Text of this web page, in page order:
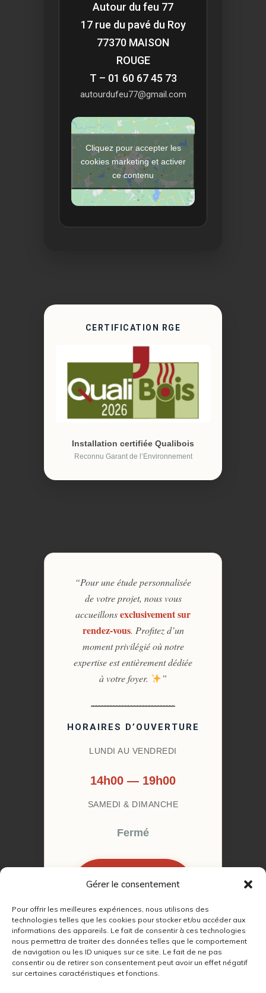
Gérer le consentement
Pour offrir les meilleures expériences, nous utilisons des
technologies telles que les cookies pour stocker et/ou accéder aux
informations des appareils. Le fait de consentir à ces technologies
nous permettra de traiter des données telles que le comportement
de navigation ou les ID uniques sur ce site. Le fait de ne pas
consentir ou de retirer son consentement peut avoir un effet négatif
sur certaines caractéristiques et fonctions.
Autour du feu 77
17 rue du pavé du Roy
77370 MAISON
ROUGE
T – 01 60 67 45 73
autourdufeu77@gmail.com
Cliquez pour accepter les
cookies marketing et activer
ce contenu
CERTIFICATION RGE
Installation certifiée Qualibois
Reconnu Garant de l’Environnement
“Pour une étude personnalisée
de votre projet, nous vous
accueillonsexclusivement sur
rendez-vous. Profitez d’un
moment privilégié où notre
expertise est entièrement dédiée
à votre foyer.
”
HORAIRES D’OUVERTURE
LUNDI AU VENDREDI
14h00 — 19h00
SAMEDI & DIMANCHE
Fermé
RENDEZ-VOUS
© 2022 – 2026Autour du Feu 77